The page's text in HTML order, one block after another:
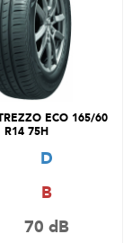
ECO 165/60
R14 75H
D
B
70 dB